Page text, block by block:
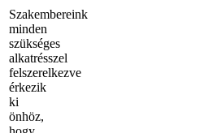
Szakembereink
minden
szükséges
alkatrésszel
felszerelkezve
érkezik
ki
önhöz,